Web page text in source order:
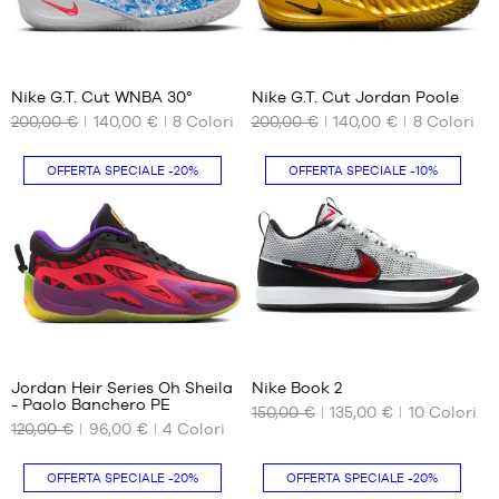
45
46
2/3
1/3
48
48
2/3
49
1/3
50
45
I
FORMATI
DISPONIBILI
40.5
41
42
42.5
44.5
45
46
Nike G.T. Cut WNBA 30°
200,00 €
140,00 € 8 Colori
I
FORMATI
DISPONIBILI
40
40.5
46
Nike G.T. Cut Jordan Poole
200,00 €
140,00 € 8Colori
OFFERTA SPECIALE-20%
NOSTRI
DISPONIBILI
Jordan Heir Series Oh Sheila
- Paolo Banchero PE
120,00 €
96,00 € 4 Colori
OFFERTA SPECIALE -10%
I
DISPONIBILI
Nike Book 2
150,00 €
135,00 € 10Colori
OFFERTA SPECIALE-20% OFFERTA SPECIALE -20%